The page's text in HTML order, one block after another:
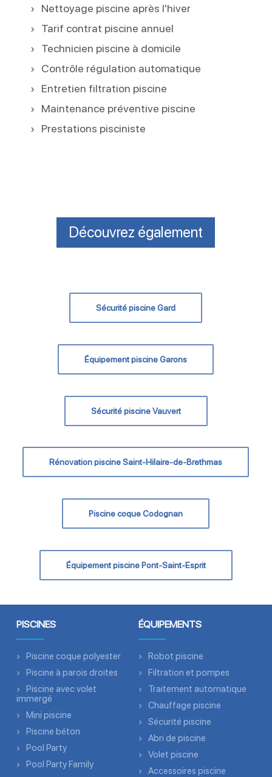
Nettoyage piscine après l'hiver
Tarif contrat piscine annuel
Technicien piscine à domicile
Contrôle régulation automatique
Entretien filtration piscine
Maintenance préventive piscine
Prestations pisciniste
Découvrez également
Sécurité piscine Gard
Équipement piscine Garons
Sécurité piscine Vauvert
Rénovation piscine Saint-Hilaire-de-Brethmas
Piscine coque Codognan
Équipement piscine Pont-Saint-Esprit
PISCINES
Piscine coque polyester
Piscine à parois droites
Piscine avec volet
immergé
Mini piscine
Piscine béton
Pool Party
Pool Party Family
ÉQUIPEMENTS
Robot piscine
Filtration et pompes
Traitement automatique
Chauffage piscine
Sécurité piscine
Abri de piscine
Volet piscine
Accessoires piscine